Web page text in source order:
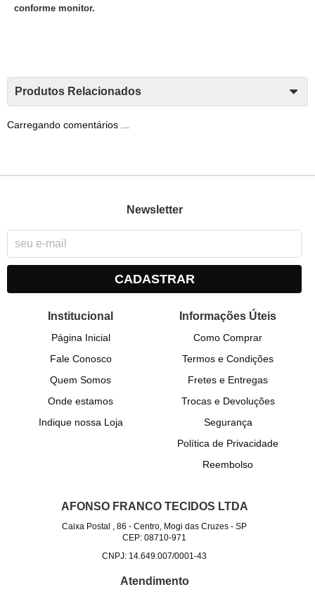
conforme monitor.
Produtos Relacionados
Carregando comentários ...
Newsletter
CADASTRAR
Institucional
Página Inicial
Fale Conosco
Quem Somos
Onde estamos
Indique nossa Loja
Informações Úteis
Como Comprar
Termos e Condições
Fretes e Entregas
Trocas e Devoluções
Segurança
Política de Privacidade
Reembolso
AFONSO FRANCO TECIDOS LTDA
Caixa Postal , 86 -Centro, Mogi das Cruzes -SP
CEP: 08710-971
CNPJ: 14.649.007/0001-43
Atendimento